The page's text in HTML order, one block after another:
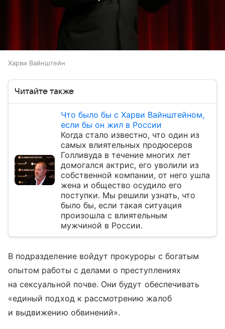
Харви Вайнштейн
Читайте также
Что было бы с Харви Вайнштейном,
если бы он жил в России
Когда стало известно, что один из
самых влиятельных продюсеров
Голливуда в течение многих лет
домогался актрис, его уволили из
собственной компании, от него ушла
жена и общество осудило его
поступки. Мы решили узнать, что
было бы, если такая ситуация
произошла с влиятельным
мужчиной в России.
В подразделение войдут прокуроры с богатым
опытом работы с делами о преступлениях
на сексуальной почве. Они будут обеспечивать
«единый подход к рассмотрению жалоб
и выдвижению обвинений».